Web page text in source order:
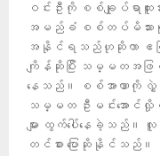
ဝင်းဦးကို စစ်ချုပ်ရာထူ
အမည်ခံ စစ်တပ်မိသားစု
အနိုင်ရသည်ဟုဆိုကာ ဧပ
ကျိန်ဆိုပြီး သမ္မတအဖ
နေသည်။ စစ်အာဏာကို
သမ္မတ ဦးမင်းအောင်
များ ထွက်ပေါ်နေခဲ့သည်
တင်စား ပြောဆိုနိုင်သည်။